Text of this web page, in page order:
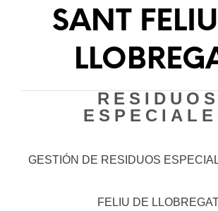
SANT
RESIDUOS
GESTIÓN DE RESIDUOS
FELIU DE